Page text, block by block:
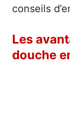
conseils
Les
douche